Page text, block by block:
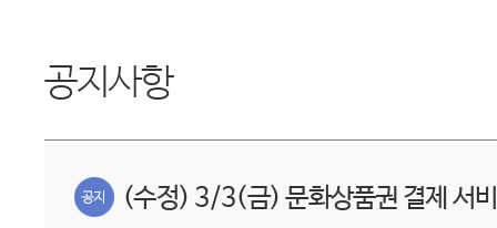
공지사항
(수정) 3/3(금) 문화상품권 결제 서